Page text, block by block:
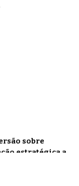
sobre
estratégica a